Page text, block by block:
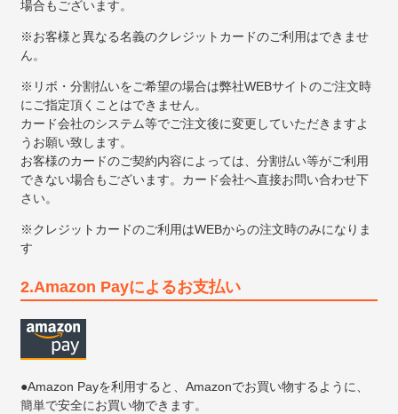
場合もございます。
※お客様と異なる名義のクレジットカードのご利用はできませ
ん。
※リボ・分割払いをご希望の場合は弊社WEBサイトのご注文時
にご指定頂くことはできません。
カード会社のシステム等でご注文後に変更していただきますよ
うお願い致します。
お客様のカードのご契約内容によっては、分割払い等がご利用
できない場合もございます。カード会社へ直接お問い合わせ下
さい。
※クレジットカードのご利用はWEBからの注文時のみになりま
す
2.Amazon Payによるお支払い
●Amazon Payを利用すると、Amazonでお買い物するように、
簡単で安全にお買い物できます。